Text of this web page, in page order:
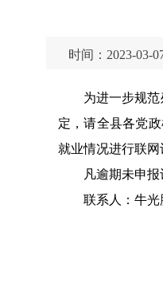
时间：2023-03-
为进一步规
定，请全县各党
就业情况进行联网
凡逾期未申
联系人：牛光